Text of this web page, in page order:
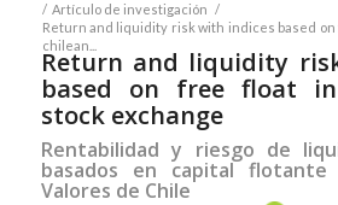
/ Artículo de investigación /
Return and liquidity risk with indices based
chilean...
Return and liquidity
based on free float
stock exchange
Rentabilidad y riesgo de
basados en capital
Valores de Chile